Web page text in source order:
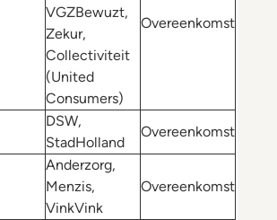
VGZBewuzt,
Zekur,
Collectiviteit
(United
Consumers)
Overeenkomst
DSW,
StadHolland
Overeenkomst
Anderzorg,
Menzis,
VinkVink
Overeenkomst